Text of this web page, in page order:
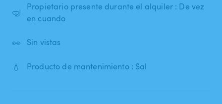
🤿
Propietario presente durante el alquiler : De vez
en cuando
👀 Sin vistas
💧 Producto de mantenimiento : Sal